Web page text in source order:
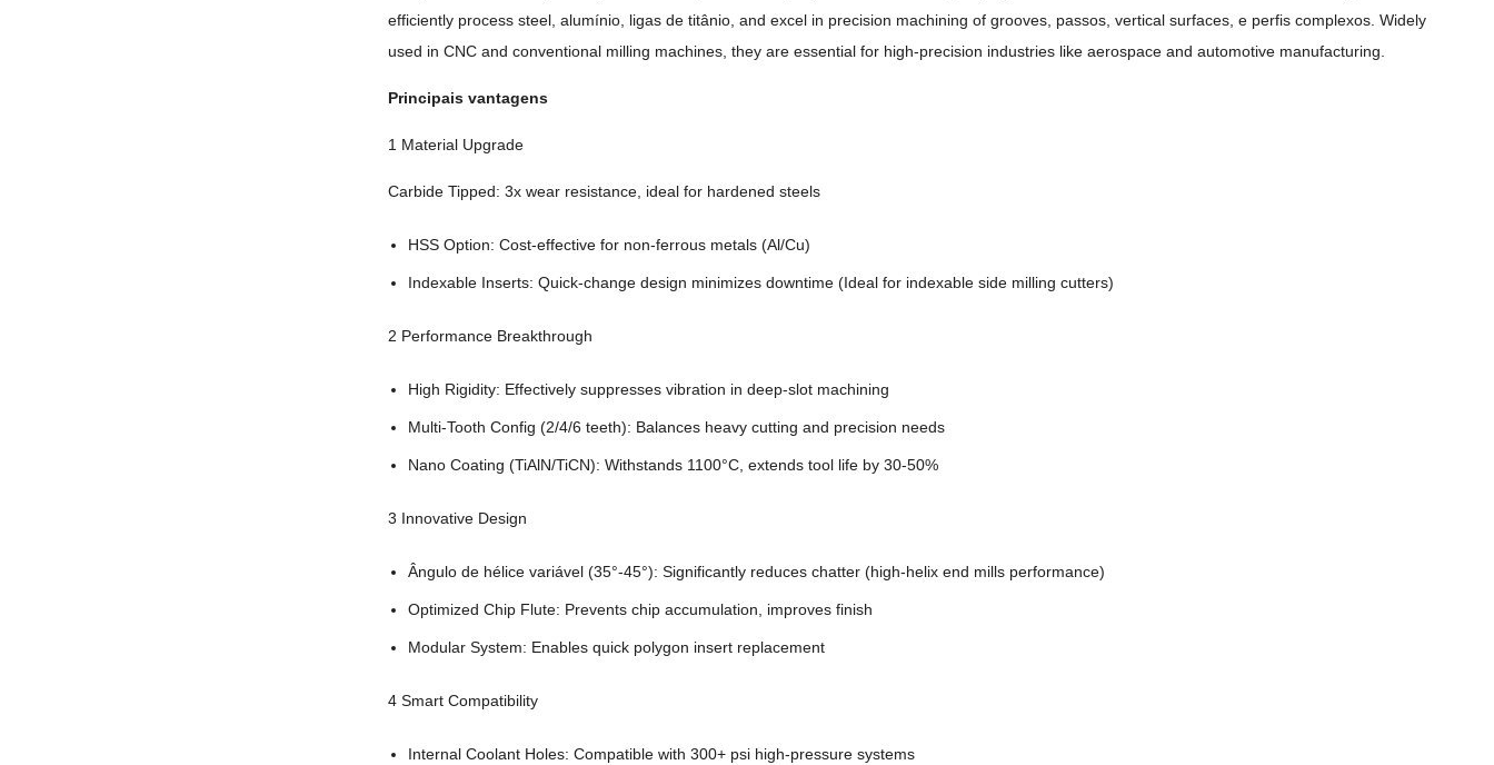
efficiently process steel, alumínio, ligas de titânio,and excel in precision machining of grooves, passos,vertical surfaces, e perfis complexos.Widely
used in CNC and conventional milling machines,they are essential for high-precision industries like aerospace and automotive manufacturing.
Principais vantagens
1 Material Upgrade
Carbide Tipped: 3x wear resistance, ideal for hardened steels
HSS Option:Cost-effective for non-ferrous metals (Al/Cu)
Indexable Inserts:Quick-change design minimizes downtime (Ideal for indexable side milling cutters)
2 Performance Breakthrough
High Rigidity: Effectively suppresses vibration in deep-slot machining
Multi-Tooth Config (2/4/6teeth): Balances heavy cutting and precision needs
Nano Coating (TiAlN/TiCN):Withstands 1100°C,extends tool life by 30-50%
3 Innovative Design
Ângulo de hélice variável (35°-45°):Significantly reduces chatter (high-helix end mills performance)
Optimized Chip Flute: Prevents chip accumulation, improves finish
Modular System: Enables quick polygon insert replacement
4Smart Compatibility
Internal Coolant Holes:Compatible with 300+ psi high-pressure systems